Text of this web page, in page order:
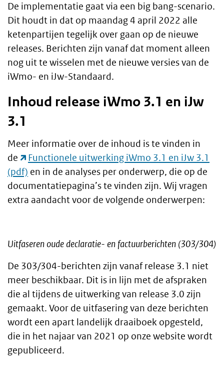
De implementatie gaat via een big bang-scenario.
Dit houdt in dat op maandag 4 april 2022 alle
ketenpartijen tegelijk over gaan op de nieuwe
releases. Berichten zijn vanaf dat moment alleen
nog uit te wisselen met de nieuwe versies van de
iWmo- en iJw-Standaard.
Inhoud release iWmo 3.1 en iJw
3.1
Meer informatie over de inhoud is te vinden in
de
Functionele uitwerking iWmo 3.1 en iJw 3.1
en in de analyses per onderwerp, die op de
documentatiepagina’s te vinden zijn. Wij vragen
extra aandacht voor de volgende onderwerpen:
Uitfaseren oude declaratie- en factuurberichten (303/304)
De 303/304-berichten zijn vanaf release 3.1 niet
meer beschikbaar. Dit is in lijn met de afspraken
die al tijdens de uitwerking van release 3.0 zijn
gemaakt. Voor de uitfasering van deze berichten
wordt een apart landelijk draaiboek opgesteld,
die in het najaar van 2021 op onze website wordt
gepubliceerd.